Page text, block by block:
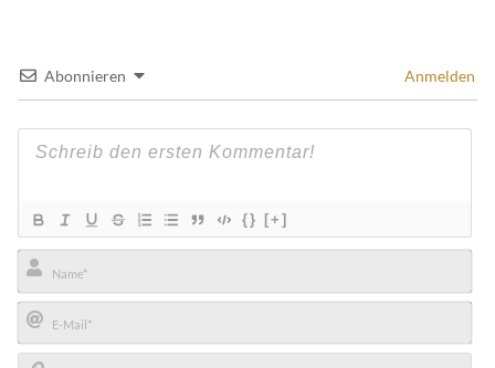
Abonnieren Anmelden
{} [+]
Name*
E-